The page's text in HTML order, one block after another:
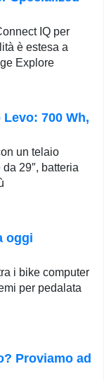
IQ per
è estesa a
Explore
700 Wh,
un telaio
29″, batteria
oggi
i bike computer
per pedalata
Proviamo ad